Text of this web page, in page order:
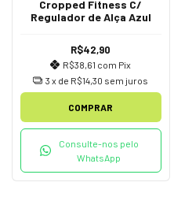
Cropped Fitness C/
Regulador de Alça Azul
R$42,90
R$38,61 com Pix
3 x de R$14,30 sem juros
COMPRAR
Consulte-nos pelo
WhatsApp